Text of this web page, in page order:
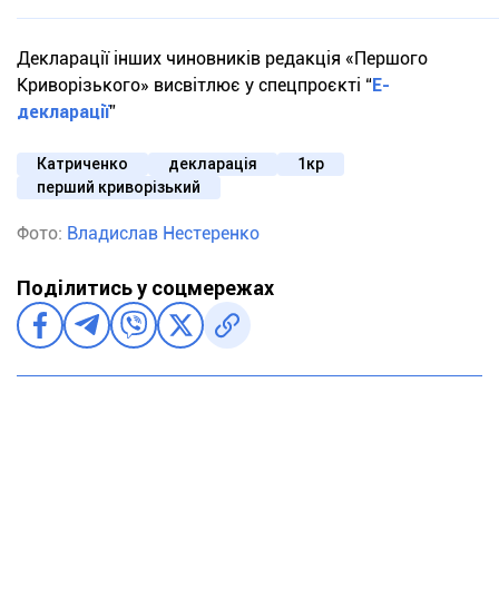
Декларації інших чиновників редакція «Першого
Криворізького» висвітлює у спецпроєкті “Е-
декларації”
Катриченко декларація
1кр
перший криворізький
Фото: Владислав Нестеренко
Поділитись у соцмережах